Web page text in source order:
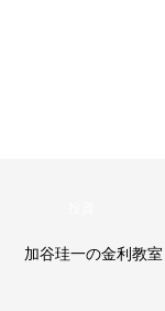
加谷珪一の金利教室